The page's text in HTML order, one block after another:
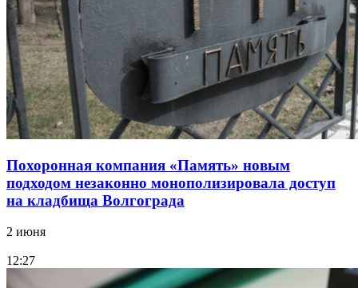
Похоронная компания «Память» новым
подходом незаконно монополизировала доступ
на кладбища Волгограда
2 июня
12:27